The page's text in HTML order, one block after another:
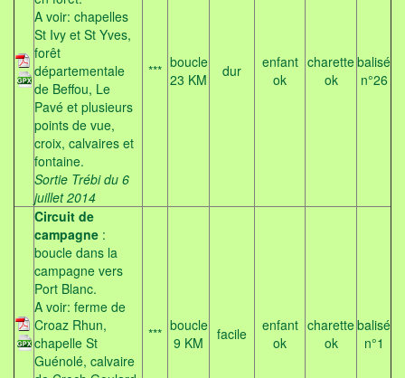
A voir: chapelles
St Ivy et St Yves,
forêt
départementale
de Beffou, Le
Pavé et plusieurs
points de vue,
croix, calvaires et
fontaine.
Sortie Trébi du 6
juillet 2014
*** boucle
23 KM
dur
enfant
ok
charette
ok
balisé
n°26
Circuit de
campagne :
boucle dans la
campagne vers
Port Blanc.
A voir: ferme de
Croaz Rhun,
chapelle St
Guénolé, calvaire
*** boucle
9 KM
facile
enfant
ok
charette
ok
balisé
n°1